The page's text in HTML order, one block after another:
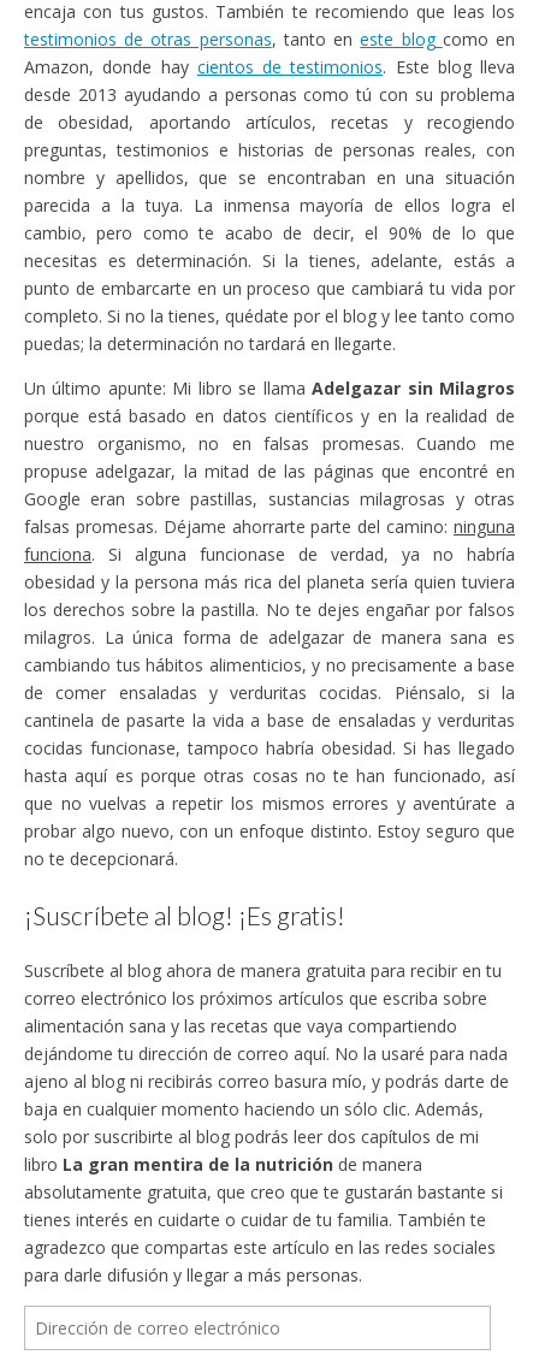
encaja con tus gustos. También te recomiendo que leas los
testimonios de otras personas, tanto eneste blog como en
Amazon, donde hay cientos de testimonios. Este blog lleva
desde 2013 ayudando a personas como tú con su problema
de obesidad, aportando artículos, recetas y recogiendo
preguntas, testimonios e historias de personas reales, con
nombre y apellidos, que se encontraban en una situación
parecida a la tuya. La inmensa mayoría de ellos logra el
cambio, pero como te acabo de decir, el 90% de lo que
necesitas es determinación. Si la tienes, adelante, estás a
punto de embarcarte en un proceso que cambiará tu vida por
completo. Si no la tienes, quédate por el blog y lee tanto como
puedas; la determinación no tardará en llegarte.
Un último apunte: Mi libro se llamaAdelgazar sin Milagros
porque está basado en datos científicos y en la realidad de
nuestro organismo, no en falsas promesas. Cuando me
propuse adelgazar, la mitad de las páginas que encontré en
Google eran sobre pastillas, sustancias milagrosas y otras
falsas promesas. Déjame ahorrarte parte del camino: ninguna
funciona. Si alguna funcionase de verdad, ya no habría
obesidad y la persona más rica del planeta sería quien tuviera
los derechos sobre la pastilla. No te dejes engañar por falsos
milagros. La única forma de adelgazar de manera sana es
cambiando tus hábitos alimenticios, y no precisamente a base
de comer ensaladas y verduritas cocidas. Piénsalo, si la
cantinela de pasarte la vida a base de ensaladas y verduritas
cocidas funcionase, tampoco habría obesidad. Si has llegado
hasta aquí es porque otras cosas no te han funcionado, así
que no vuelvas a repetir los mismos errores y aventúrate a
probar algo nuevo, con un enfoque distinto. Estoy seguro que
no te decepcionará.
¡Suscríbete al blog! ¡Es gratis!
Suscríbete al blog ahora de manera gratuita para recibir en tu
correo electrónico los próximos artículos que escriba sobre
alimentación sana y las recetas que vaya compartiendo
dejándome tu dirección de correo aquí. No la usaré para nada
ajeno al blog ni recibirás correo basura mío, y podrás darte de
baja en cualquier momento haciendo un sólo clic. Además,
solo por suscribirte al blog podrás leer dos capítulos de mi
libro La gran mentira de la nutrición de manera
absolutamente gratuita, que creo que te gustarán bastante si
tienes interés en cuidarte o cuidar de tu familia. También te
agradezco que compartas este artículo en las redes sociales
para darle difusión y llegar a más personas.
Dirección
de